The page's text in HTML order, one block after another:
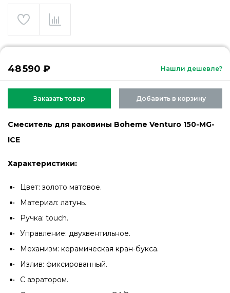
48 590 ₽ Нашли дешевле?
Заказать товар Добавить в корзину
Смеситель для раковины Boheme Venturo 150-MG-
ICE
Характеристики:
Цвет: золото матовое.
Материал: латунь.
Ручка: touch.
Управление: двухвентильное.
Механизм: керамическая кран-букса.
Излив: фиксированный.
С аэратором.